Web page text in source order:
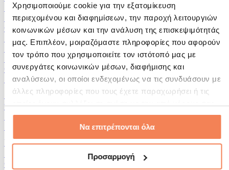
Χρησιμοποιούμε cookie για την εξατομίκευση
περιεχομένου και διαφημίσεων, την παροχή λειτουργιών
κοινωνικών μέσων και την ανάλυση της επισκεψιμότητάς
μας. Επιπλέον, μοιραζόμαστε πληροφορίες που αφορούν
τον τρόπο που χρησιμοποιείτε τον ιστότοπό μας με
συνεργάτες κοινωνικών μέσων, διαφήμισης και
αναλύσεων, οι οποίοι ενδεχομένως να τις συνδυάσουν με
άλλες πληροφορίες που τους έχετε παραχωρήσει ή τις
χρήση των υπηρεσιών τους.
Να επιτρέπονται όλα
Προσαρμογή
Αλείμματα και Πάστες
Ψάρια
Φαγητό Έτοιμο για Κατανάλωση
Αυγά
Ψωμί & Αρτοσκευάσματα
Κρέας
Οσπρια
Άλλα Fitness Τρόφιμα
Βούτυρα Ξηρών Καρπών
100% Βούτυρα Ξηρών Καρπών
Γλυκά Βούτυρα Ξηρών Καρπών
Πρωτεϊνικά Βούτυρα Ξηρών Καρπών
Υπερτροφές
Πράσινες Υπερτροφές
Φυτικές Ίνες